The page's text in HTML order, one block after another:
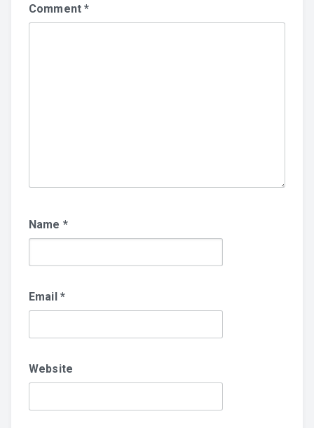
Comment*
Name *
Email *
Website